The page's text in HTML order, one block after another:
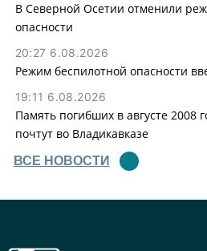
В Северной Осетии отменили
опасности
20:27 6.08.2026
Режим беспилотной опасности
19:11 6.08.2026
Память погибших в августе 2008
почтут во Владикавказе
ВСЕ НОВОСТИ